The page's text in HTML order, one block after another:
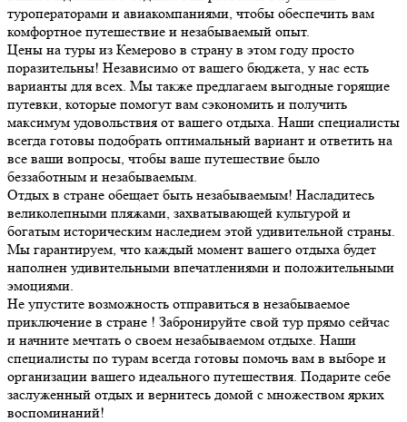
туроператорами и авиакомпаниями, чтобы обеспечить вам
комфортное путешествие и незабываемый опыт.
Цены на туры из Кемерово в страну в этом году просто
поразительны! Независимо от вашего бюджета, у нас есть
варианты для всех. Мы также предлагаем выгодные горящие
путевки, которые помогут вам сэкономить и получить
максимум удовольствия от вашего отдыха. Наши специалисты
всегда готовы подобрать оптимальный вариант и ответить на
все ваши вопросы, чтобы ваше путешествие было
беззаботным и незабываемым.
Отдых в стране обещает быть незабываемым! Насладитесь
великолепными пляжами, захватывающей культурой и
богатым историческим наследием этой удивительной страны.
Мы гарантируем, что каждый момент вашего отдыха будет
наполнен удивительными впечатлениями и положительными
эмоциями.
Не упустите возможность отправиться в незабываемое
приключение в стране ! Забронируйте свой тур прямо сейчас
и начните мечтать о своем незабываемом отдыхе. Наши
специалисты по турам всегда готовы помочь вам в выборе и
организации вашего идеального путешествия. Подарите себе
заслуженный отдых и вернитесь домой с множеством ярких
воспоминаний!